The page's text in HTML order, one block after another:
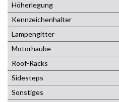
Höherlegung
Kennzeichenhalter
Lampengitter
Motorhaube
Roof-Racks
Sidesteps
Sonstiges